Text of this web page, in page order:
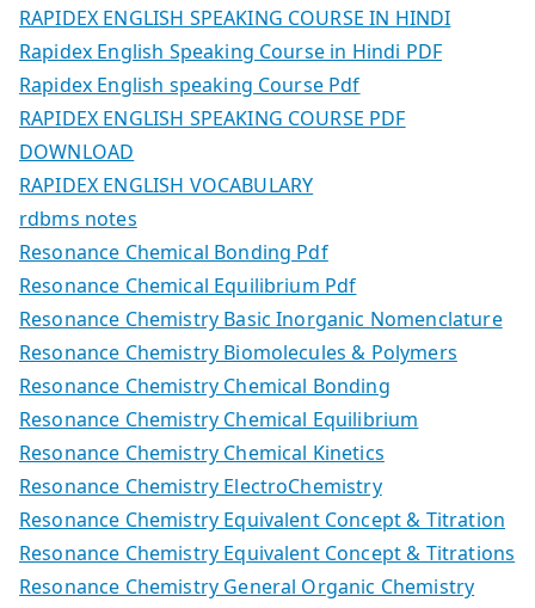
RAPIDEX ENGLISH SPEAKING COURSE IN HINDI
Rapidex English Speaking Course in Hindi PDF
Rapidex English speaking Course Pdf
RAPIDEX ENGLISH SPEAKING COURSE PDF
DOWNLOAD
RAPIDEX ENGLISH VOCABULARY
rdbms notes
Resonance Chemical Bonding Pdf
Resonance Chemical Equilibrium Pdf
Resonance Chemistry Basic Inorganic Nomenclature
Resonance Chemistry Biomolecules & Polymers
Resonance Chemistry Chemical Bonding
Resonance Chemistry Chemical Equilibrium
Resonance Chemistry Chemical Kinetics
Resonance Chemistry ElectroChemistry
Resonance Chemistry Equivalent Concept & Titration
Resonance Chemistry Equivalent Concept & Titrations
Resonance Chemistry General Organic Chemistry